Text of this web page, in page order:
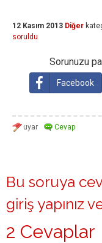
12 Kasım 2013 Diğer
soruldu
Sorunuzu
Facebook
Bu soruya
giriş yapınız
2 Cevaplar